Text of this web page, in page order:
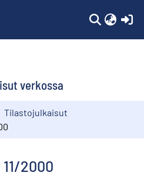
verkossa
Tilastojulkaisut
2000